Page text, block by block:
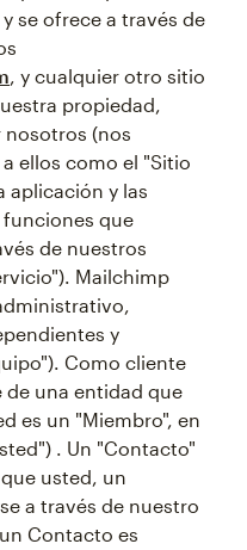
se ofrece a través de
, y cualquier otro sitio
propiedad,
(nos
ellos como el "Sitio
aplicación y las
funciones que
de nuestros
Mailchimp
y
Como cliente
de una entidad que
es un "Miembro", en
. Un "Contacto"
usted, un
a través de nuestro
Contacto es